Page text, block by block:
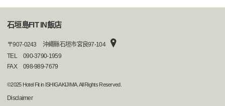
石垣島FIT IN飯店
〒907-0243
沖繩縣石垣市宮良97-104
TEL
090-3790-1959
FAX
098-989-7679
©2025 Hotel Fit in ISHIGAKIJIMA. All Rights Reserved.
Disclaimer